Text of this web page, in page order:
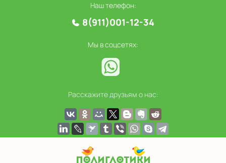
Наш телефон:
8(911)001-12-34
Мы в соцсетях:
Расскажите друзьям о нас: